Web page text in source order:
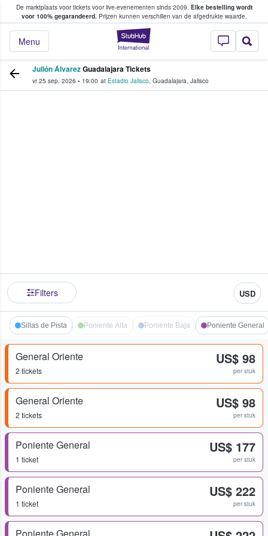
De marktplaats voor tickets voor live-evenementen sinds 2009. Elke bestelling wordt
voor 100% gegarandeerd.Prijzen kunnen verschillen van de afgedrukte waarde.
StubHub: waar
Menu
tickets kopen en verkopen
Julión ÁlvarezGuadalajara Tickets
vr 25 sep. 2026 • 19:00 at Estadio Jalisco, Guadalajara, Jalisco
Filters USD
Sillas de Pista Poniente Alta Poniente Baja Poniente General
General Oriente
2 tickets
US$ 98
per stuk
General Oriente
2 tickets
US$ 98
per stuk
Poniente General
1 ticket
US$ 177
per stuk
Poniente General
1 ticket
US$ 222
per stuk